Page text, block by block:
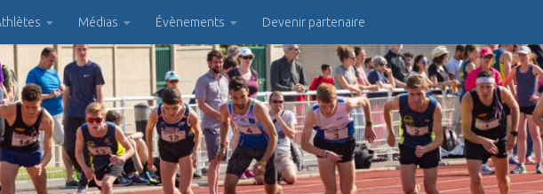
Médias Évènements Devenir partenaire